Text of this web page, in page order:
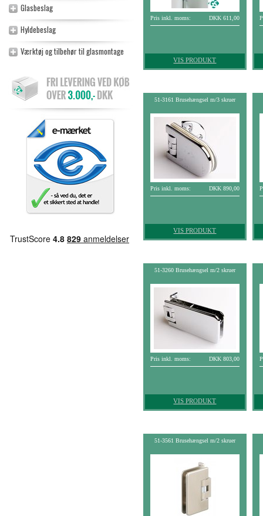
Glasbeslag
Hyldebeslag
Værktøj og tilbehør til glasmontage
Pris inkl. moms: DKK 611,00
VIS PRODUKT
51-3161 Brusehængsel m/3 skruer
Pris inkl. moms: DKK 890,00
VIS PRODUKT
51-3260 Brusehængsel m/2 skruer
Pris inkl. moms: DKK 803,00
VIS PRODUKT
51-3561 Brusehængsel m/2 skruer